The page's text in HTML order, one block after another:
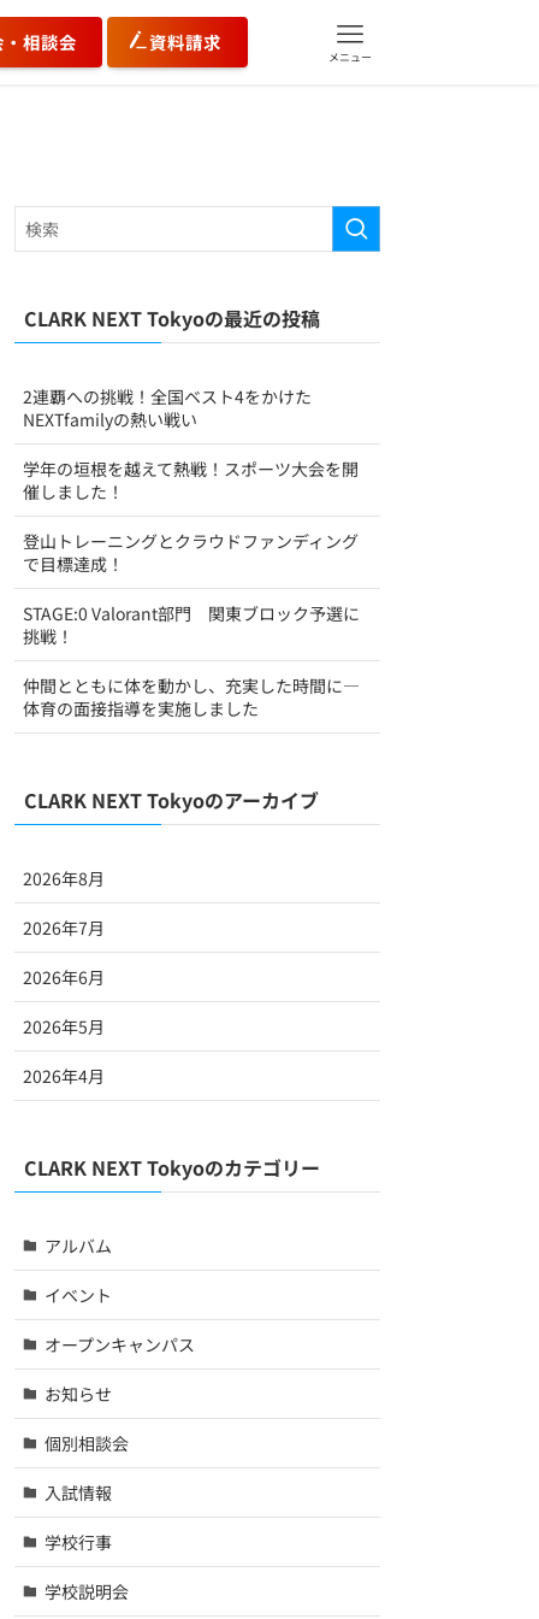
相談会 資料請求
メニュー
CLARK NEXT Tokyoの最近の投稿
2連覇への挑戦！全国ベスト4をかけた
NEXTfamilyの熱い戦い
学年の垣根を越えて熱戦！スポーツ大会を開
催しました！
登山トレーニングとクラウドファンディング
で目標達成！
STAGE:0 Valorant部門 関東ブロック予選に
挑戦！
仲間とともに体を動かし、充実した時間に―
体育の面接指導を実施しました
CLARK NEXT Tokyoのアーカイブ
2026年8月
2026年7月
2026年6月
2026年5月
2026年4月
CLARK NEXT Tokyoのカテゴリー
アルバム
イベント
オープンキャンパス
お知らせ
個別相談会
入試情報
学校行事
学校説明会